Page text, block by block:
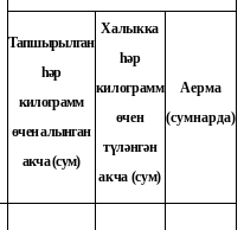
Тапшырылган
һәр
килограмм
өчен алынган
акча (сум)
Халыкка
һәр
килограмм
өчен
түләнгән
акча (сум)
Аерма
(сумнарда)